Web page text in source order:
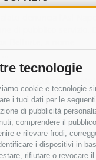
tecnologie
cookie e tecnologie
i tuoi dati per le
di pubblicità
comprendere il
e rilevare frodi,
i dispositivi in
rifiutare o
,Sant'Agnello,Sorrento